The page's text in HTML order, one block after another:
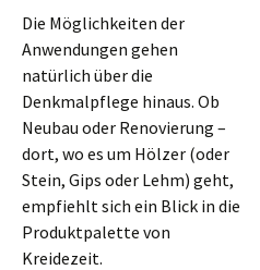
Die Möglichkeiten der
Anwendungen gehen
natürlich über die
Denkmalpflege hinaus. Ob
Neubau oder Renovierung –
dort, wo es um Hölzer (oder
Stein, Gips oder Lehm) geht,
empfiehlt sich ein Blick in die
Produktpalette von
Kreidezeit.